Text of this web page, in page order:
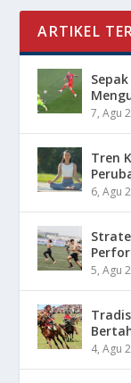
ARTIKEL
7, Agu
Tren
6, Agu
5, Agu
4, Agu